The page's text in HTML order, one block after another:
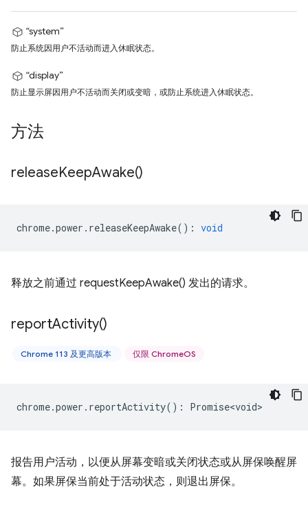
“system”
防止系统因用户不活动而进入休眠状态。
“display”
防止显示屏因用户不活动而关闭或变暗，或防止系统进入休眠状态。
方法
releaseKeepAwake()
chrome.power . releaseKeepAwake() : void
释放之前通过 requestKeepAwake() 发出的请求。
reportActivity()
Chrome 113 及更高版本 仅限 ChromeOS
chrome.power . reportActivity() : Promise<void>
报告用户活动，以便从屏幕变暗或关闭状态或从屏保唤醒屏
幕。如果屏保当前处于活动状态，则退出屏保。